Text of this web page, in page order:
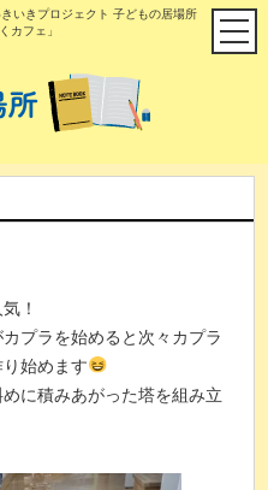
いきプロジェクト 子どもの居場所
カフェ」
！
プラを始めると次々カプラ
始めます
に積みあがった塔を組み立